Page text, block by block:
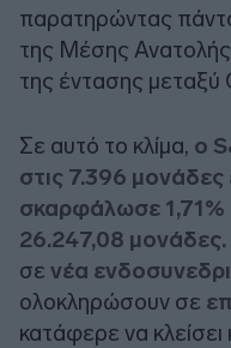
παρατηρώντας
της Μέσης Ανατολής
της έντασης μεταξύ
Σε αυτό το κλίμα, ο
στις 7.396
σκαρφάλωσε
26.247,08 μονάδες.
σε νέα
ολοκληρώσουν σε
κατάφερε να κλείσει